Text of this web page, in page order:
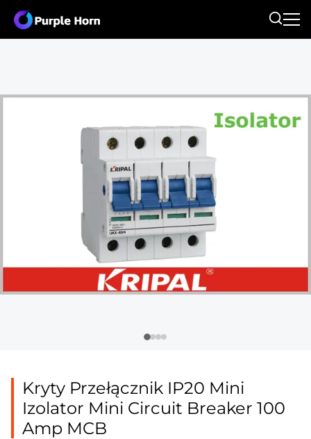
Kryty Przełącznik IP20 Mini
Izolator Mini Circuit Breaker 100
Amp MCB